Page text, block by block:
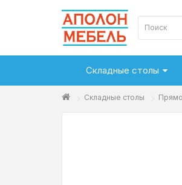
Складные столы
Складные столы